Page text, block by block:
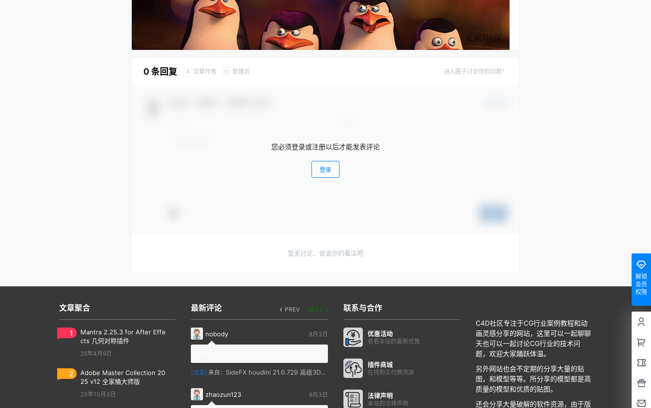
0 条回复 A 文章作者 M 管理员 进入圈子讨论你的问题！
您必须登录或注册以后才能发表评论
登录
暂无讨论，说说你的看法吧
解锁
会员
权限
文章聚合
1
Mantra 2.25.3 for After Effe
cts 几何对称插件
25年4月9日
2
Adobe Master Collection 20
25 v12 全家桶大师版
23年10月3日
最新评论 PREV NEXT
nobody 8月3日
[文章] 来自： SideFX houdini 21.0.729 高级3D特效软件
zhaozun123 8月3日
联系与合作
优惠活动
查看本站的最新优惠
插件商城
在线购买付费资源
法律声明
本站的法律声明
C4D社区专注于CG行业案例教程和动
画灵感分享的网站，这里可以一起聊聊
天也可以一起讨论CG行业的技术问
题，欢迎大家踊跃体温。
另外网站也会不定期的分享大量的贴
图，和模型等等。所分享的模型都是高
质量的模型和优质的贴图。
还会分享大量破解的软件资源，由于版